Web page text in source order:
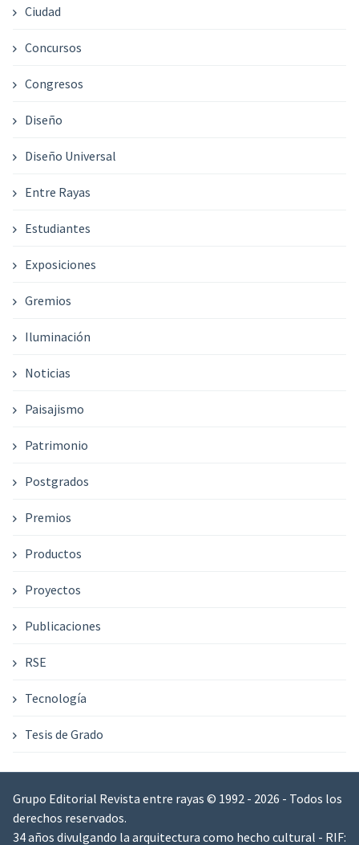
Ciudad
Concursos
Congresos
Diseño
Diseño Universal
Entre Rayas
Estudiantes
Exposiciones
Gremios
Iluminación
Noticias
Paisajismo
Patrimonio
Postgrados
Premios
Productos
Proyectos
Publicaciones
RSE
Tecnología
Tesis de Grado
Grupo Editorial Revista entre rayas © 1992 - 2026 - Todos los
derechos reservados.
34 años divulgando la arquitectura como hecho cultural - RIF: